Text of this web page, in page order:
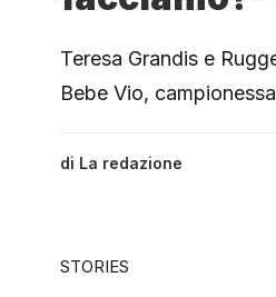
Teresa Grandis e
Bebe Vio,
di La redazione
STORIES